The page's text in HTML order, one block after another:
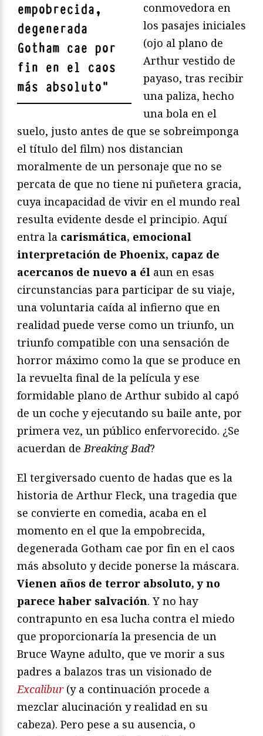
empobrecida,
degenerada
Gotham cae por
fin en el caos
más absoluto"
conmovedora en
los pasajes iniciales
(ojo al plano de
Arthur vestido de
payaso, tras recibir
una paliza, hecho
una bola en el
suelo, justo antes de que se sobreimponga
el título del film) nos distancian
moralmente de un personaje que no se
percata de que no tiene ni puñetera gracia,
cuya incapacidad de vivir en el mundo real
resulta evidente desde el principio. Aquí
entra la carismática, emocional
interpretación de Phoenix, capaz de
acercanos de nuevo a él aun en esas
circunstancias para participar de su viaje,
una voluntaria caída al infierno que en
realidad puede verse como un triunfo, un
triunfo compatible con una sensación de
horror máximo como la que se produce en
la revuelta final de la película y ese
formidable plano de Arthur subido al capó
de un coche y ejecutando su baile ante, por
primera vez, un público enfervorecido. ¿Se
acuerdan deBreaking Bad?
El tergiversado cuento de hadas que es la
historia de Arthur Fleck, una tragedia que
se convierte en comedia, acaba en el
momento en el que la empobrecida,
degenerada Gotham cae por fin en el caos
más absoluto y decide ponerse la máscara.
Vienen años de terror absoluto, y no
parece haber salvación. Y no hay
contrapunto en esa lucha contra el miedo
que proporcionaría la presencia de un
Bruce Wayne adulto, que ve morir a sus
padres a balazos tras un visionado de
Excalibur(y a continuación procede a
mezclar alucinación y realidad en su
cabeza). Pero pese a su ausencia, o